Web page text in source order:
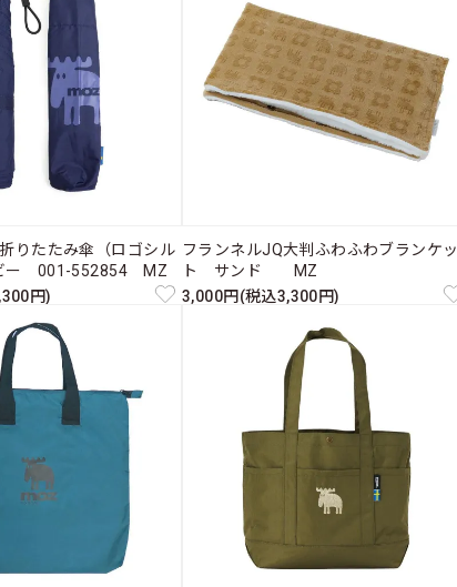
りたたみ傘（ロゴシル
ー 001-552854 MZ
円)
フランネルJQ大判ふわふわブランケッ
ト サンド MZ
3,000円(税込3,300円)